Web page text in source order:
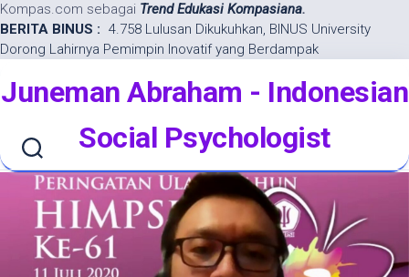
Kompas.com sebagai Trend Edukasi Kompasiana.
BERITA BINUS : 4.758 Lulusan Dikukuhkan, BINUS University
Dorong Lahirnya Pemimpin Inovatif yang Berdampak
Juneman Abraham - Indonesian
Social Psychologist